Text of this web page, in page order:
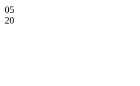
05
20